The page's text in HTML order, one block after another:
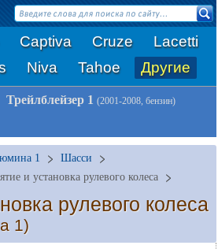
Captiva Cruze
Lacetti
Niva Tahoe Другие
Трейлблейзер 1 (2001-2008, бензин)
1
Шасси
и установка рулевого колеса
рулевого колеса
1)